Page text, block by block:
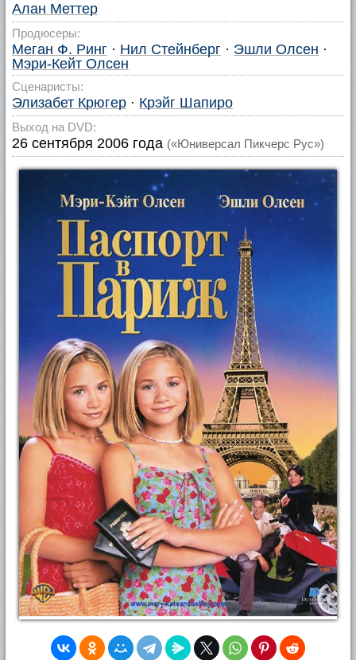
Алан Меттер
Продюсеры:
Меган Ф. Ринг · Нил Стейнберг · Эшли Олсен ·
Мэри-Кейт Олсен
Сценаристы:
Элизабет Крюгер · Крэйг Шапиро
Выход на DVD:
26 сентября 2006 года («Юниверсал Пикчерс Рус»)